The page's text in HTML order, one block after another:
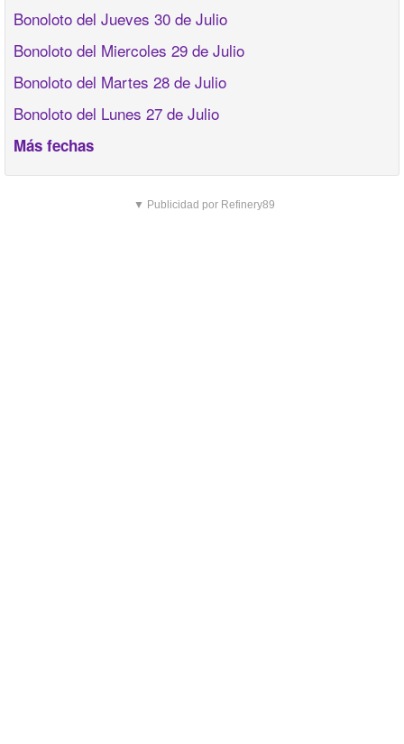
Bonoloto del Jueves 30 de Julio
Bonoloto del Miercoles 29 de Julio
Bonoloto del Martes 28 de Julio
Bonoloto del Lunes 27 de Julio
Más fechas
▼ Publicidad por Refinery89